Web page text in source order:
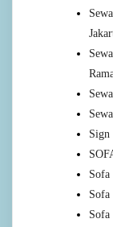
Sign
Sofa
Sofa